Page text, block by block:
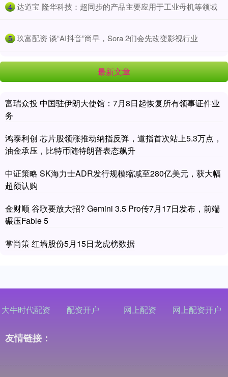
4 ​达道宝 隆华科技：超同步的产品主要应用于工业母机等领域
5 ​玖富配资 谈“AI抖音”尚早，Sora 2们会先改变影视行业
最新文章
富瑞众投 中国驻伊朗大使馆：7月8日起恢复所有领事证件业
务
鸿泰利创 芯片股领涨推动纳指反弹，道指首次站上5.3万点，
油金承压，比特币随特朗普表态飙升
中证策略 SK海力士ADR发行规模缩减至280亿美元，获大幅
超额认购
金财顺 谷歌要放大招? Gemini 3.5 Pro传7月17日发布，前端
碾压Fable 5
掌尚策 红墙股份5月15日龙虎榜数据
大牛时代配资 配资开户 网上配资 网上配资开户
友情链接：